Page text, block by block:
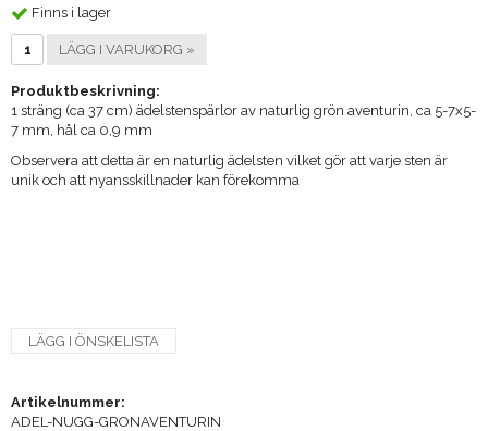
Finns i lager
LÄGG I VARUKORG »
Produktbeskrivning:
1 sträng (ca 37 cm) ädelstenspärlor av naturlig grön aventurin, ca 5-7x5-
7 mm, hål ca 0,9 mm
Observera att detta är en naturlig ädelsten vilket gör att varje sten är
unik och att nyansskillnader kan förekomma
LÄGG I ÖNSKELISTA
Artikelnummer:
ADEL-NUGG-GRONAVENTURIN